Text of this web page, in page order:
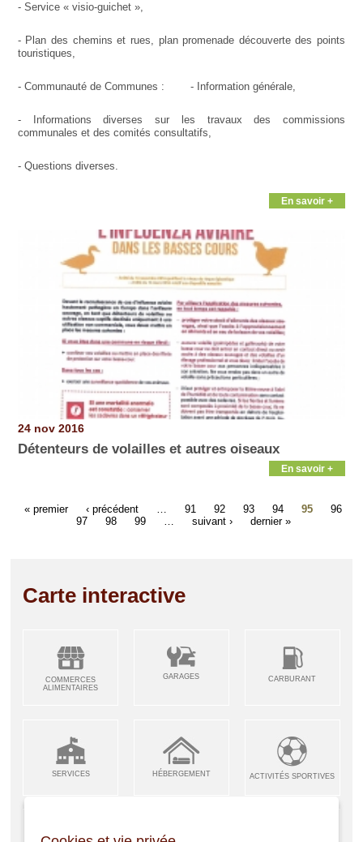
- Service « visio-guichet »,
- Plan des chemins et rues, plan promenade découverte des points
touristiques,
- Communauté de Communes : - Information générale,
- Informations diverses sur les travaux des commissions
communales et des comités consultatifs,
- Questions diverses.
En savoir +
24 nov 2016
Détenteurs de volailles et autres oiseaux
En savoir +
« premier ‹ précédent 91 92 93 94 95
96
97
98 99 suivant › dernier »
Carte interactive
COMMERCES
ALIMENTAIRES
GARAGES CARBURANT
SERVICES HÉBERGEMENT ACTIVITÉS SPORTIVES